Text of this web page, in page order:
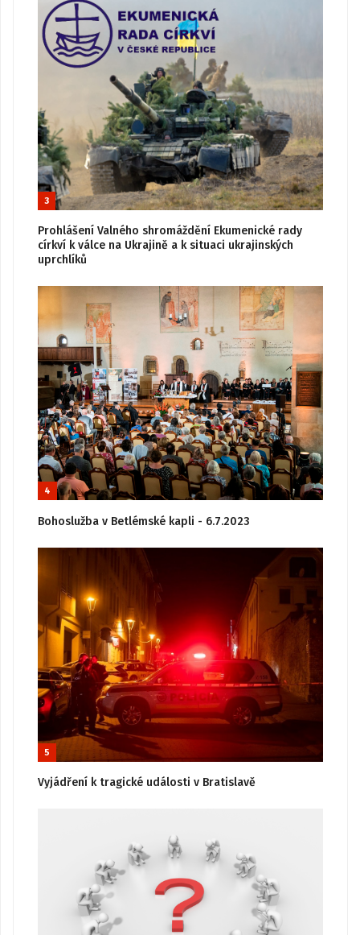
3
Prohlášení Valného shromáždění Ekumenické rady
církví k válce na Ukrajině a k situaci ukrajinských
uprchlíků
4
Bohoslužba v Betlémské kapli - 6.7.2023
5
Vyjádření k tragické události v Bratislavě